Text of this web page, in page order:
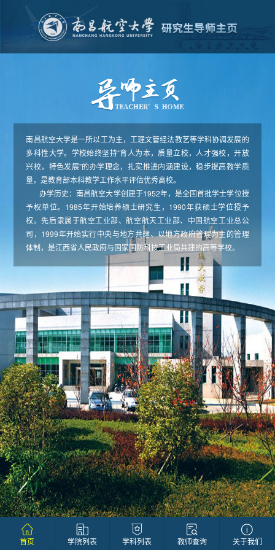
南昌航空大学是一所以工为主，工理文管经法教艺等学科协调发展的
多科性大学。学校始终坚持“育人为本，质量立校，人才强校，开放
兴校，特色发展”的办学理念，扎实推进内涵建设，稳步提高教学质
量，是教育部本科教学工作水平评估优秀高校。
办学历史：南昌航空大学创建于1952年，是全国首批学士学位授
予权单位。1985年开始培养硕士研究生，1990年获硕士学位授予
权。先后隶属于航空工业部、航空航天工业部、中国航空工业总公
司，1999年开始实行中央与地方共建、以地方政府管理为主的管理
体制，是江西省人民政府与国家国防科技工业局共建的高等学校。
首页 学院列表 学科列表 教师查询 关于我们